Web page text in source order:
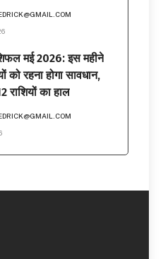
मई 2026: इस महीने
को रहना होगा सावधान,
राशियों का हाल